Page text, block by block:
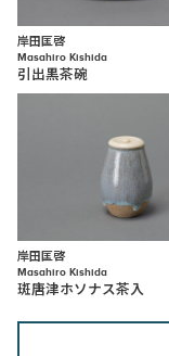
岸田匡啓
Masahiro Kishida
引出黒茶碗
岸田匡啓
Masahiro Kishida
斑唐津ホソナス茶入